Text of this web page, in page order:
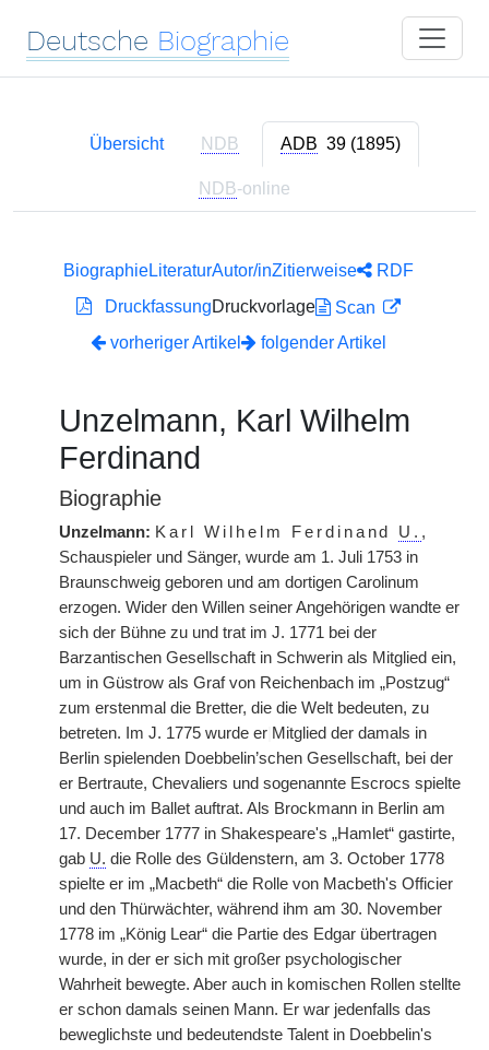
Deutsche Biographie
Übersicht NDB ADB 39 (1895)
NDB-online
BiographieLiteraturAutor/inZitierweise
RDF
DruckfassungDruckvorlage
Scan
vorheriger Artikel
folgender Artikel
Unzelmann, Karl Wilhelm
Ferdinand
Biographie
Unzelmann: Karl Wilhelm Ferdinand U. ,
Schauspieler und Sänger, wurde am 1. Juli 1753 in
Braunschweig geboren und am dortigen Carolinum
erzogen. Wider den Willen seiner Angehörigen wandte er
sich der Bühne zu und trat im J. 1771 bei der
Barzantischen Gesellschaft in Schwerin als Mitglied ein,
um in Güstrow als Graf von Reichenbach im „Postzug“
zum erstenmal die Bretter, die die Welt bedeuten, zu
betreten. Im J. 1775 wurde er Mitglied der damals in
Berlin spielenden Doebbelin’schen Gesellschaft, bei der
er Bertraute, Chevaliers und sogenannte Escrocs spielte
und auch im Ballet auftrat. Als Brockmann in Berlin am
17. December 1777 in Shakespeare's „Hamlet“ gastirte,
gab U. die Rolle des Güldenstern, am 3. October 1778
spielte er im „Macbeth“ die Rolle von Macbeth's Officier
und den Thürwächter, während ihm am 30. November
1778 im „König Lear“ die Partie des Edgar übertragen
wurde, in der er sich mit großer psychologischer
Wahrheit bewegte. Aber auch in komischen Rollen stellte
er schon damals seinen Mann. Er war jedenfalls das
beweglichste und bedeutendste Talent in Doebbelin's